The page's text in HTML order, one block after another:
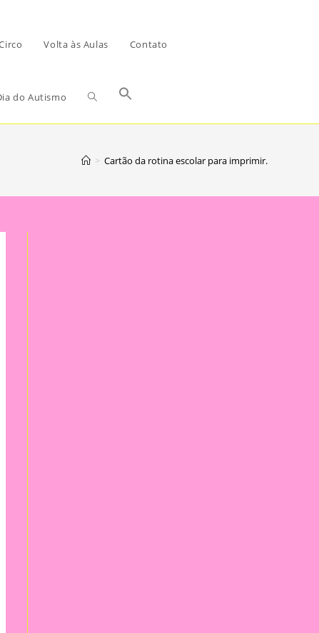
Volta às Aulas Contato
do Autismo
> Cartão da rotina escolar para imprimir.